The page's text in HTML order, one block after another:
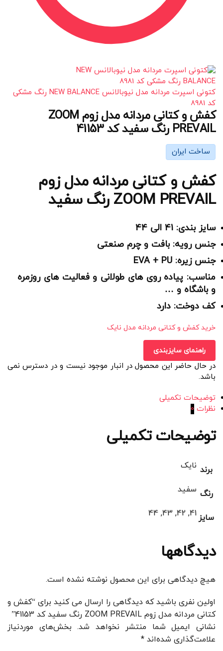
کتونی اسپرت مردانه مدل نیوبالانس NEW BALANCE رنگ مشکی
کد 8981
کفش و کتانی مردانه مدل زوم ZOOM
PREVAIL رنگ سفید کد 41153
ساخت ایران
کفش و کتانی مردانه مدل زوم
ZOOM PREVAIL رنگ سفید
سایز بندی: 41 الی 44
جنس رویه: بافت و چرم صنعتی
جنس زیره: EVA + PU
مناسب: پیاده روی های طولانی و فعالیت های روزمره
و باشگاه و …
کف دوخت: دارد
خرید کفش و کتانی مردانه مدل نایک
راهنمای سایزبندی
در حال حاضر این محصول در انبار موجود نیست و در دسترس نمی
باشد.
توضیحات تکمیلی
نظرات 0
توضیحات تکمیلی
برند نایک
رنگ سفید
سایز 41, 42, 43, 44
دیدگاهها
هیچ دیدگاهی برای این محصول نوشته نشده است.
اولین نفری باشید که دیدگاهی را ارسال می کنید برای “کفش و
کتانی مردانه مدل زوم ZOOM PREVAIL رنگ سفید کد 41153”
نشانی ایمیل شما منتشر نخواهد شد. بخش‌های موردنیاز
علامت‌گذاری شده‌اند *